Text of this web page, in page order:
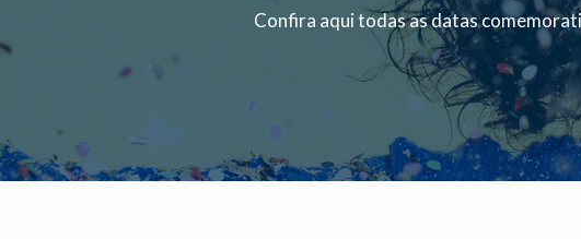
Confira aqui todas as datas